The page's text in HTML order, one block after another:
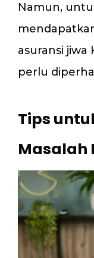
Namun,
asuransi jiwa
perlu
Tips
Masalah